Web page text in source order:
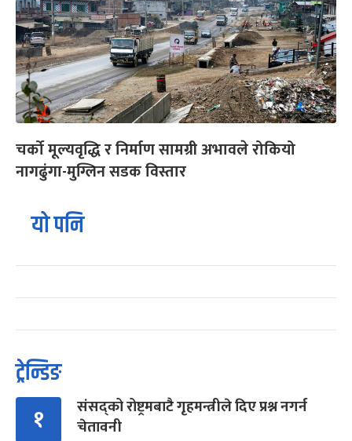
चर्को मूल्यवृद्धि र निर्माण सामग्री अभावले रोकियो
नागढुंगा-मुग्लिन सडक विस्तार
यो पनि
ट्रेन्डिङ
१
संसद्को रोष्ट्रमबाटै गृहमन्त्रीले दिए प्रश्न नगर्न
चेतावनी